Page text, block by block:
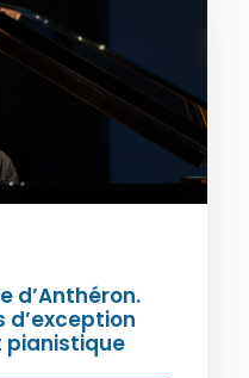
d’Anthéron.
d’exception
pianistique